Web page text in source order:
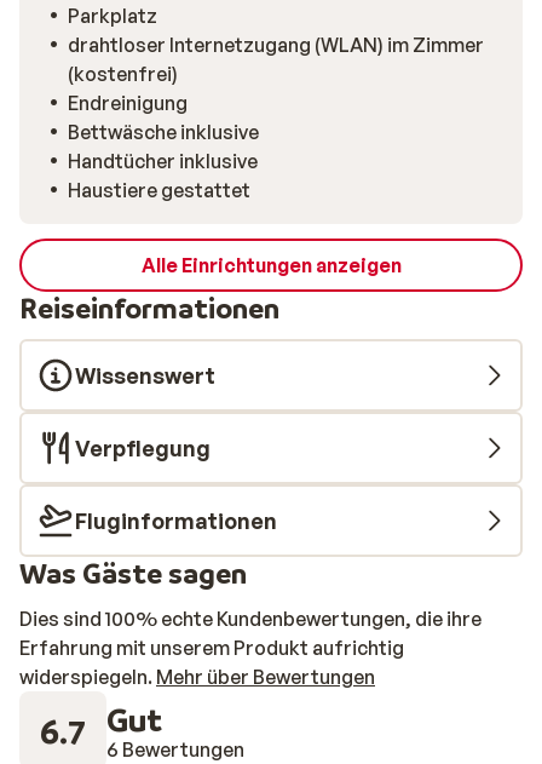
Parkplatz
drahtloser Internetzugang (WLAN) im Zimmer
(kostenfrei)
Endreinigung
Bettwäsche inklusive
Handtücher inklusive
Haustiere gestattet
Alle Einrichtungen anzeigen
Reiseinformationen
Wissenswert
Verpflegung
Fluginformationen
Was Gäste sagen
Dies sind 100% echte Kundenbewertungen, die ihre
Erfahrung mit unserem Produkt aufrichtig
widerspiegeln. Mehr über Bewertungen
6.7 Gut
6 Bewertungen